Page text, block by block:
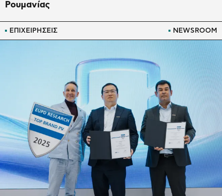
ΕΠΙΧΕΙΡΗΣΕΙΣ NEWSROOM
Ρουμανίας